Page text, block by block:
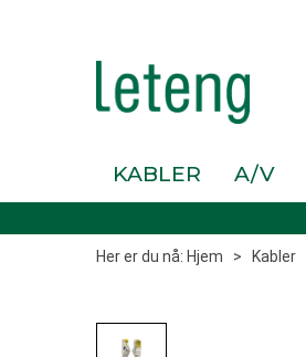
KABLER A/V
Her er du nå: Hjem > Kabler